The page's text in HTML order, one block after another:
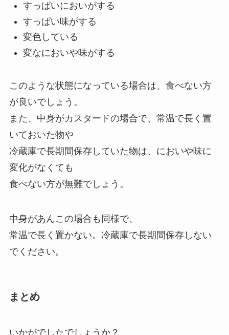
すっぱいにおいがする
すっぱい味がする
変色している
変なにおいや味がする
このような状態になっている場合は、食べない方
が良いでしょう。
また、中身がカスタードの場合で、常温で長く置
いておいた物や
冷蔵庫で長期間保存していた物は、においや味に
変化がなくても
食べない方が無難でしょう。
中身があんこの場合も同様で、
常温で長く置かない。冷蔵庫で長期間保存しない
でください。
まとめ
いかがでしたでしょうか？